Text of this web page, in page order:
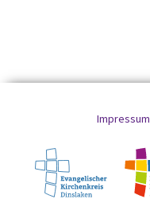
Impressum